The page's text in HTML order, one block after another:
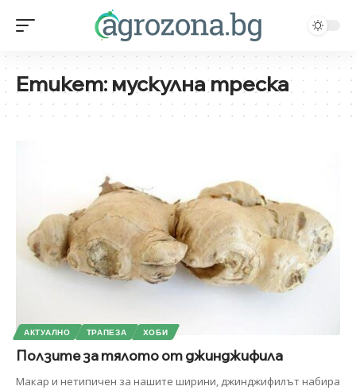
Етикет:мускулна треска
АКТУАЛНО ТРАПЕЗА ХОБИ
Ползите за тялото от джинджифила
Макар и нетипичен за нашите ширини, джинджифилът набира